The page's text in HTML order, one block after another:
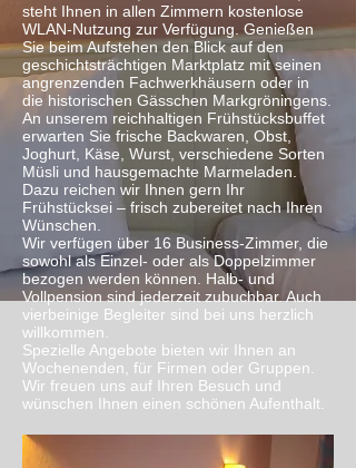
steht Ihnen in allen Zimmern kostenlose
WLAN-Nutzung zur Verfügung. Genießen
Sie beim Aufstehen den Blick auf den
geschichtsträchtigen Marktplatz mit seinen
angrenzenden Fachwerkhäusern oder in
die historischen Gässchen Markgröningens.
An unserem reichhaltigen Frühstücksbuffet
erwarten Sie frische Backwaren, Obst,
Joghurt, Käse, Wurst, verschiedene Sorten
Müsli und hausgemachte Marmeladen.
Dazu reichen wir Ihnen gern Ihr
Frühstücksei – frisch zubereitet nach Ihren
Wünschen.
Wir verfügen über 16 Business-Zimmer, die
sowohl als Einzel- oder als Doppelzimmer
bezogen werden können. Halb- und
Vollpension sind jederzeit zubuchbar. Auch
vierbeinige Begleiter sind bei uns herzlich
willkommen.
Spezielle Angebote bieten wir Ihnen an
Wochenenden, für Firmen oder Gruppen.
Wir freuen uns auf Ihren Besuch und
wünschen Ihnen einen schönen Aufenthalt.